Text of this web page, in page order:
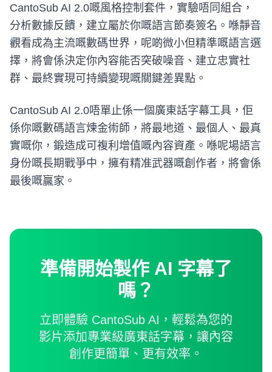
CantoSub AI 2.0嘅風格控制套件，實驗唔同組合，
分析數據反饋，建立屬於你嘅語言節奏簽名。喺靜音
觀看成為主流嘅數碼世界，呢啲微小但精準嘅語言選
擇，將會係決定你內容能否突破噪音、建立忠實社
群、最終實現可持續變現嘅關鍵差異點。
CantoSub AI 2.0唔單止係一個廣東話字幕工具，佢
係你嘅數碼語言煉金術師，將最地道、最個人、最真
實嘅你，鍛造成可複利增值嘅內容資產。喺呢場語言
身份嘅長期戰爭中，擁有精准武器嘅創作者，將會係
最後嘅贏家。
準備開始製作 AI 字幕了
嗎？
立即體驗 CantoSub AI，輕鬆為您的
影片添加專業級廣東話字幕，讓內容
創作更簡單、更有效率。